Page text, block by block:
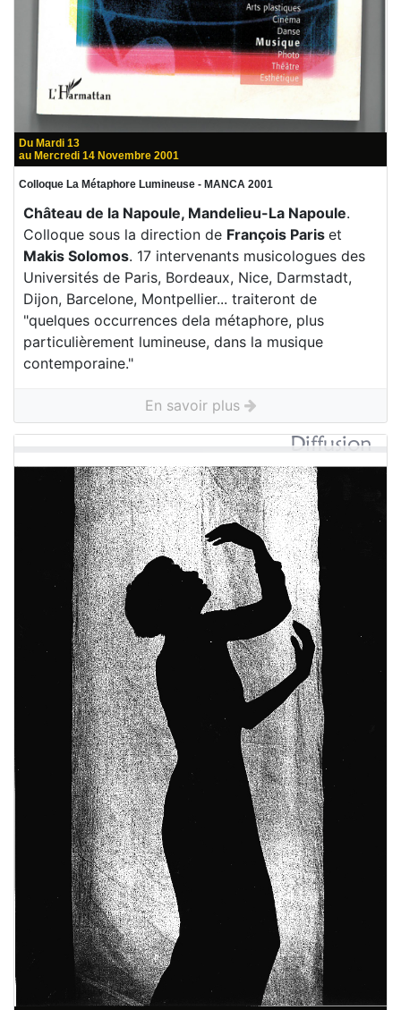
Du Mardi 13
au Mercredi 14 Novembre 2001
Colloque La Métaphore Lumineuse - MANCA 2001
Château de la Napoule, Mandelieu-La Napoule.
Colloque sous la direction de François Paris et
Makis Solomos. 17 intervenants musicologues des
Universités de Paris, Bordeaux, Nice, Darmstadt,
Dijon, Barcelone, Montpellier... traiteront de
"quelques occurrences dela métaphore, plus
particulièrement lumineuse, dans la musique
contemporaine."
En savoir plus